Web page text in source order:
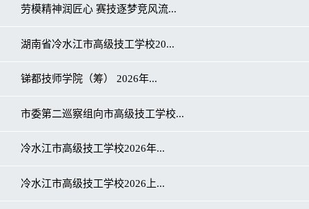
劳模精神润匠心 赛技逐梦竞风流...
湖南省冷水江市高级技工学校20...
锑都技师学院（筹） 2026年...
市委第二巡察组向市高级技工学校...
冷水江市高级技工学校2026年...
冷水江市高级技工学校2026上...